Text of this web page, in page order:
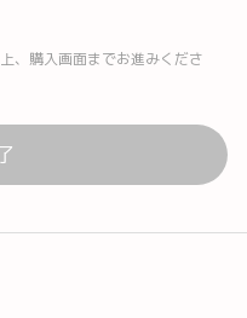
、購入画面までお進みくださ